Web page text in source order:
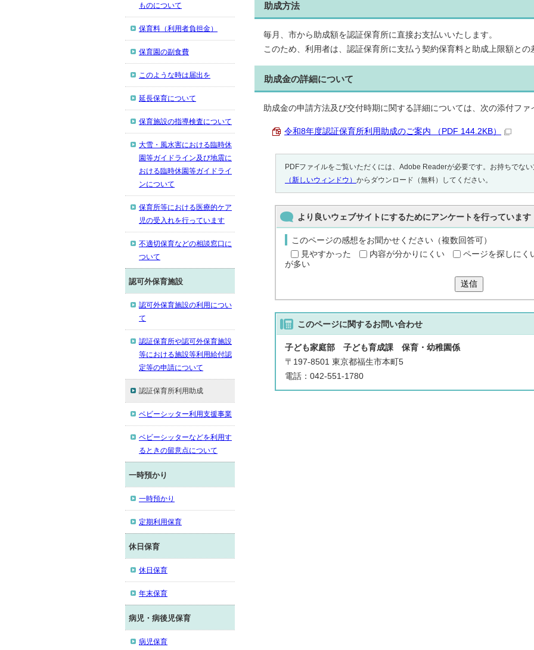
助成方法
毎月、市から助成額を認証保育所に直接お支払いいたします。
このため、利用者は、認証保育所に支払う契約保育料と助成上限額との
助成金の詳細について
助成金の申請方法及び交付時期に関する詳細については、次の添付ファ
令和8年度認証保育所利用助成のご案内 （PDF 144.2KB）
PDFファイルをご覧いただくには、Adobe Readerが必要です。お持ちでない
（新しいウィンドウ） からダウンロード（無料）してください。
より良いウェブサイトにするためにアンケートを行っています
このページの感想をお聞かせください（複数回答可）
見やすかった
内容が分かりにくい ページを探しにく
が多い
送信
このページに関するお問い合わせ
子ども家庭部 子ども育成課 保育・幼稚園係
〒197-8501 東京都福生市本町5
電話：042-551-1780
ものについて
保育料（利用者負担金）
保育園の副食費
このような時は届出を
延長保育について
保育施設の指導検査について
大雪・風水害における臨時休
園等ガイドライン及び地震に
おける臨時休園等ガイドライ
ンについて
保育所等における医療的ケア
児の受入れを行っています
不適切保育などの相談窓口に
ついて
認可外保育施設
認可外保育施設の利用につい
て
認証保育所や認可外保育施設
等における施設等利用給付認
定等の申請について
認証保育所利用助成
ベビーシッター利用支援事業
ベビーシッターなどを利用す
るときの留意点について
一時預かり
一時預かり
定期利用保育
休日保育
休日保育
年末保育
病児・病後児保育
病児保育